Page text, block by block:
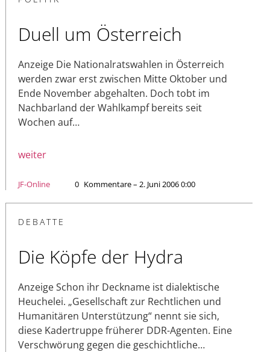
Duell um Österreich
Anzeige Die Nationalratswahlen in Österreich
werden zwar erst zwischen Mitte Oktober und
Ende November abgehalten. Doch tobt im
Nachbarland der Wahlkampf bereits seit
Wochen auf…
weiter
JF-Online 0 Kommentare – 2. Juni 2006 0:00
DEBATTE
Die Köpfe der Hydra
Anzeige Schon ihr Deckname ist dialektische
Heuchelei. „Gesellschaft zur Rechtlichen und
Humanitären Unterstützung“ nennt sie sich,
diese Kadertruppe früherer DDR-Agenten. Eine
Verschwörung gegen die geschichtliche…